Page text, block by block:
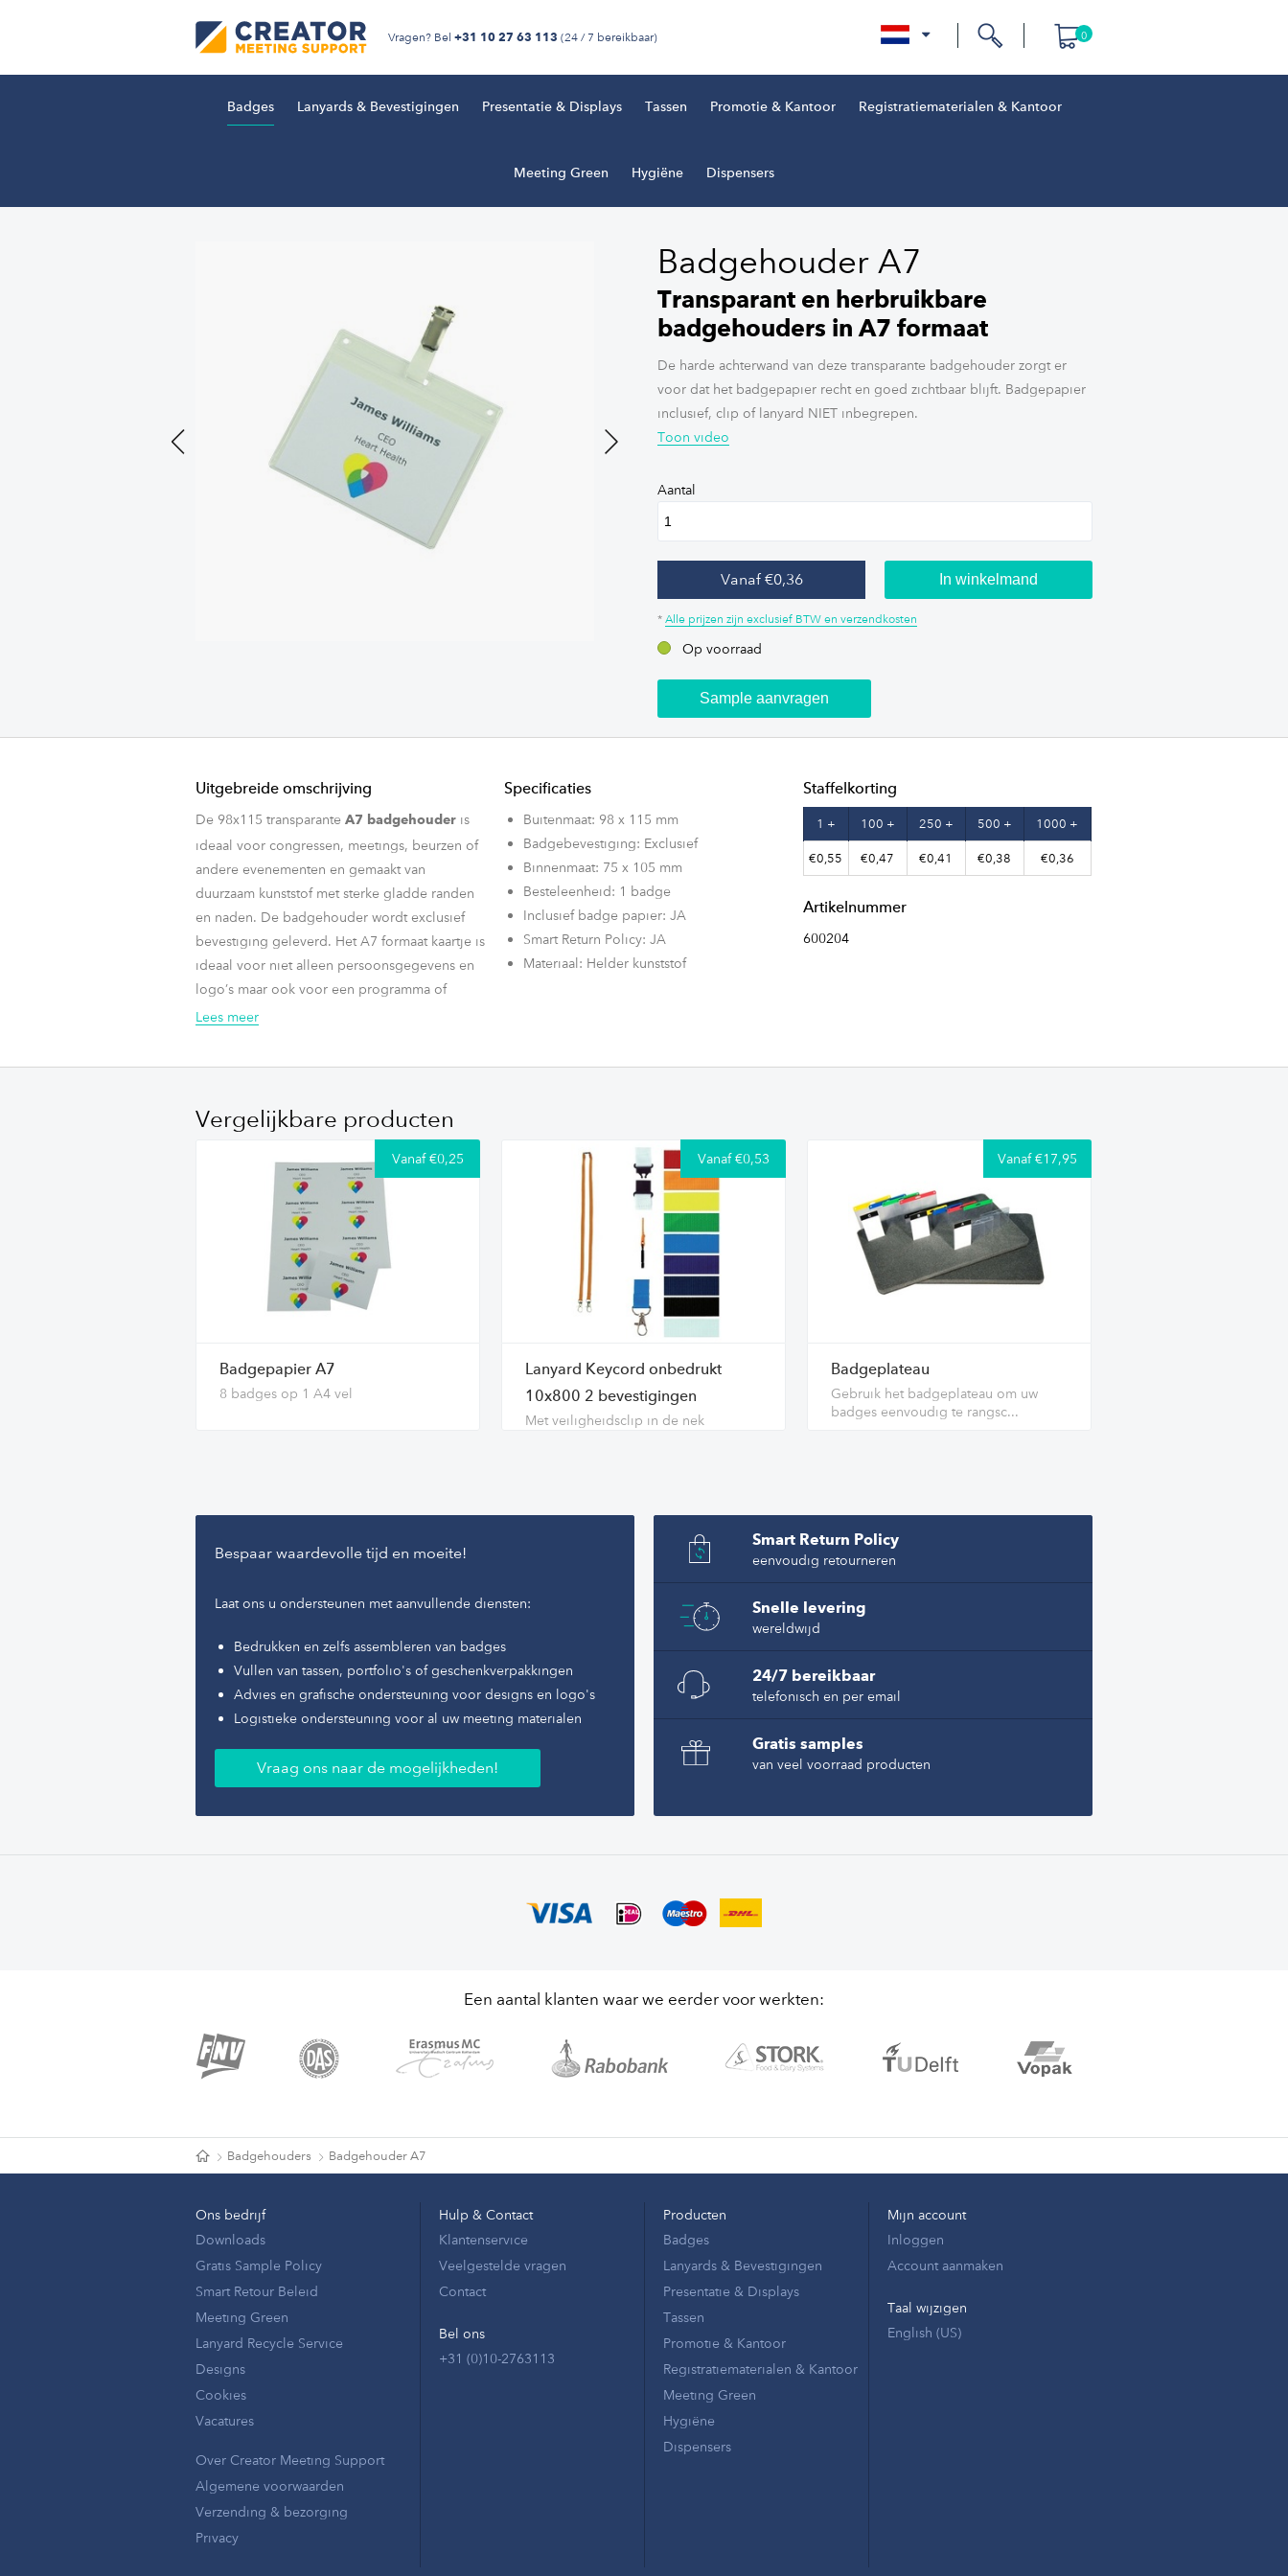
Vragen? Bel +31 10 27 63 113 (24 / 7 bereikbaar) 0
Badges Lanyards & Bevestigingen Presentatie & Displays Tassen Promotie & Kantoor Registratiematerialen & Kantoor
Meeting Green Hygiëne Dispensers
Badgehouder A7
Transparant en herbruikbare
badgehouders in A7 formaat
De harde achterwand van deze transparante badgehouder zorgt er
voor dat het badgepapier recht en goed zichtbaar blijft. Badgepapier
inclusief, clip of lanyard NIET inbegrepen.
Toon video
Aantal
Vanaf €0,36 In winkelmand
*Alle prijzen zijn exclusief BTW en verzendkosten
Op voorraad
Sample aanvragen
Uitgebreide omschrijving
De 98x115 transparante A7 badgehouder is
ideaal voor congressen, meetings, beurzen of
andere evenementen en gemaakt van
duurzaam kunststof met sterke gladde randen
en naden. De badgehouder wordt exclusief
bevestiging geleverd. Het A7 formaat kaartje is
ideaal voor niet alleen persoonsgegevens en
logo’s maar ook voor een programma of
sponsorlogo's.
badgebevestigingen diehierterug te vinden
Deze stevige badgehouder wordt geleverd
met 75x105 mm badgepapier op blanco A4
vellen, die u zelf kunt personaliseren en
bedrukken aan de hand van ons Word-
hier kunt downloaden.
terugvinden.
Lees meer
Specificaties
Buitenmaat: 98 x 115 mm
Badgebevestiging: Exclusief
Binnenmaat: 75 x 105 mm
Besteleenheid: 1 badge
Inclusief badge papier: JA
Smart Return Policy: JA
Materiaal: Helder kunststof
Staffelkorting
1 + 100 + 250 + 500 + 1000 +
€0,55 €0,47 €0,41 €0,38 €0,36
Artikelnummer
600204
Vergelijkbare producten
Vanaf €0,25
Badgepapier A7
8 badges op 1 A4 vel
Vanaf €0,53
Lanyard Keycord onbedrukt
10x800 2 bevestigingen
Met veiligheidsclip in de nek
Vanaf €17,95
Badgeplateau
Gebruik het badgeplateau om uw
badges eenvoudig te rangsc...
Bespaar waardevolle tijd en moeite!
Laat ons u ondersteunen met aanvullende diensten:
Bedrukken en zelfs assembleren van badges
Vullen van tassen, portfolio's of geschenkverpakkingen
Advies en grafische ondersteuning voor designs en logo's
Logistieke ondersteuning voor al uw meeting materialen
Vraag ons naar de mogelijkheden!
Smart Return Policy
eenvoudig retourneren
Snelle levering
wereldwijd
24/7 bereikbaar
telefonisch en per email
Gratis samples
van veel voorraad producten
Een aantal klanten waar we eerder voor werkten:
Badgehouders Badgehouder A7
Ons bedrijf
Downloads
Gratis Sample Policy
Smart Retour Beleid
Meeting Green
Lanyard Recycle Service
Designs
Cookies
Vacatures
Over Creator Meeting Support
Algemene voorwaarden
Verzending & bezorging
Privacy
Hulp & Contact
Klantenservice
Veelgestelde vragen
Contact
Bel ons
+31 (0)10-2763113
Producten
Badges
Lanyards & Bevestigingen
Presentatie & Displays
Tassen
Promotie & Kantoor
Registratiematerialen & Kantoor
Meeting Green
Hygiëne
Dispensers
Mijn account
Inloggen
Account aanmaken
Taal wijzigen
English (US)